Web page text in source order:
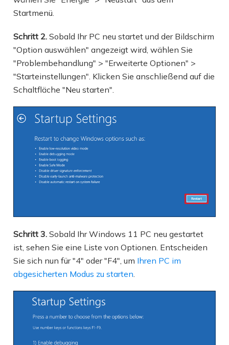
Startmenü.
Schritt 2. Sobald Ihr PC neu startet und der Bildschirm
"Option auswählen" angezeigt wird, wählen Sie
"Problembehandlung" > "Erweiterte Optionen" >
"Starteinstellungen". Klicken Sie anschließend auf die
Schaltfläche "Neu starten".
Schritt 3.Sobald Ihr Windows 11 PC neu gestartet
ist, sehen Sie eine Liste von Optionen. Entscheiden
Sie sich nun für "4" oder "F4", um Ihren PC im
abgesicherten Modus zu starten.